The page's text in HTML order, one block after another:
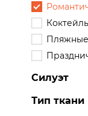
Пляжные
Силуэт
Тип ткани